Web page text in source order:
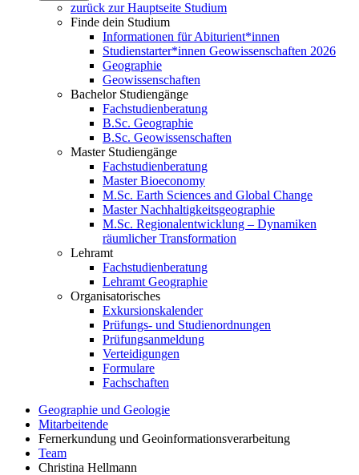
zurück zur Hauptseite Studium
Finde dein Studium
Informationen für Abiturient*innen
Studienstarter*innen Geowissenschaften 2026
Geographie
Geowissenschaften
Bachelor Studiengänge
Fachstudienberatung
B.Sc. Geographie
B.Sc. Geowissenschaften
Master Studiengänge
Fachstudienberatung
Master Bioeconomy
M.Sc. Earth Sciences and Global Change
Master Nachhaltigkeitsgeographie
M.Sc. Regionalentwicklung – Dynamiken
räumlicher Transformation
Lehramt
Fachstudienberatung
Lehramt Geographie
Organisatorisches
Exkursionskalender
Prüfungs- und Studienordnungen
Prüfungsanmeldung
Verteidigungen
Formulare
Fachschaften
Geographie und Geologie
Mitarbeitende
Fernerkundung und Geoinformationsverarbeitung
Team
Christina Hellmann